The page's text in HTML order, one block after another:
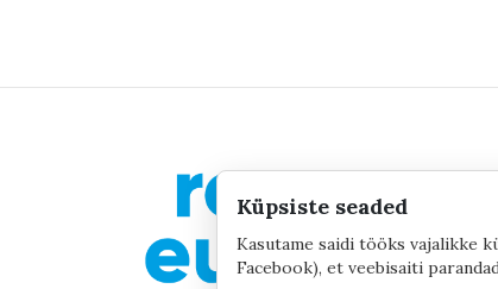
Küpsiste seaded
Kasutame saidi tööks vajalikke
Facebook), et veebisaiti